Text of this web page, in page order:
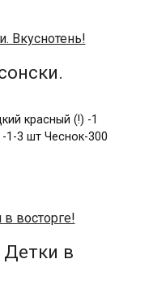
красный (!) -1
-1-3 шт Чеснок-300
в